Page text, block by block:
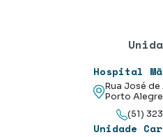
Hospital
Rua José
Porto
(51)
Unidade